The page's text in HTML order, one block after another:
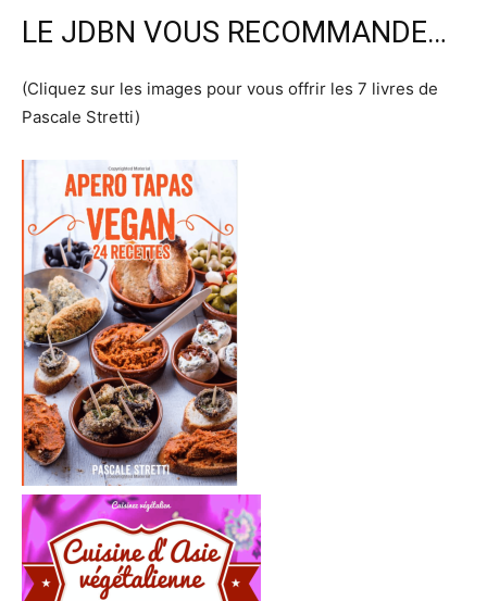
LE JDBN VOUS RECOMMANDE…
(Cliquez sur les images pour vous offrir les 7 livres de
Pascale Stretti)